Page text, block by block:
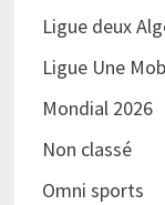
Ligue deux
Ligue Une
Mondial 2026
Non classé
Omni sports